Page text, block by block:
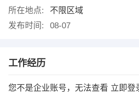
所在地点:
不限区域
发布时间:
08-07
工作经历
您不是企业账号，无法查看 立即登